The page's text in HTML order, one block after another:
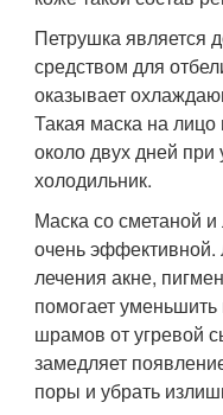
Петрушка является
средством для
оказывает
Такая маска на
около двух дней при
холодильник.
Маска со сметаной
очень
лечения акне,
помогает
шрамов от угревой
замедляет
поры и убрать